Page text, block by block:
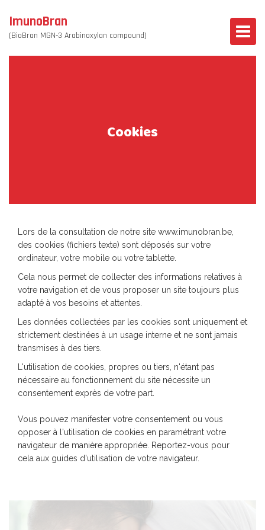
ImunoBran
(BioBran MGN-3 Arabinoxylan compound)
Cookies
Lors de la consultation de notre site www.imunobran.be,
des cookies (fichiers texte) sont déposés sur votre
ordinateur, votre mobile ou votre tablette.
Cela nous permet de collecter des informations relatives à
votre navigation et de vous proposer un site toujours plus
adapté à vos besoins et attentes.
Les données collectées par les cookies sont uniquement et
strictement destinées à un usage interne et ne sont jamais
transmises à des tiers.
L'utilisation de cookies, propres ou tiers, n'étant pas
nécessaire au fonctionnement du site nécessite un
consentement exprès de votre part.
Vous pouvez manifester votre consentement ou vous
opposer à l'utilisation de cookies en paramétrant votre
navigateur de manière appropriée. Reportez-vous pour
cela aux guides d'utilisation de votre navigateur.